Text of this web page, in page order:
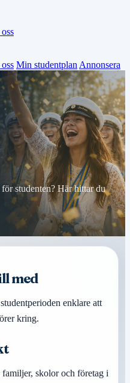
Min studentplan Annonsera
studenten? Här hittar du
med
enklare att
kring.
skolor och företag i